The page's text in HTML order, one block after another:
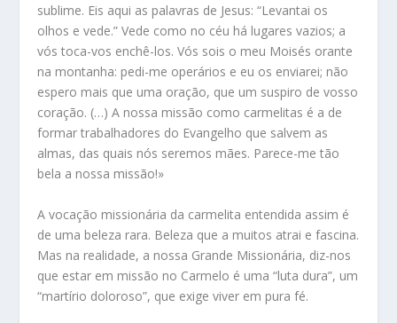
sublime. Eis aqui as palavras de Jesus: “Levantai os
olhos e vede.” Vede como no céu há lugares vazios; a
vós toca-vos enchê-los. Vós sois o meu Moisés orante
na montanha: pedi-me operários e eu os enviarei; não
espero mais que uma oração, que um suspiro de vosso
coração. (…) A nossa missão como carmelitas é a de
formar trabalhadores do Evangelho que salvem as
almas, das quais nós seremos mães. Parece-me tão
bela a nossa missão!»
A vocação missionária da carmelita entendida assim é
de uma beleza rara. Beleza que a muitos atrai e fascina.
Mas na realidade, a nossa Grande Missionária, diz-nos
que estar em missão no Carmelo é uma “luta dura”, um
“martírio doloroso”, que exige viver em pura fé.